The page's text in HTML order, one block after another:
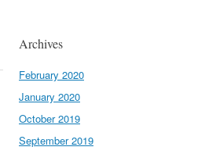
Archives
February 2020
January 2020
October 2019
September 2019